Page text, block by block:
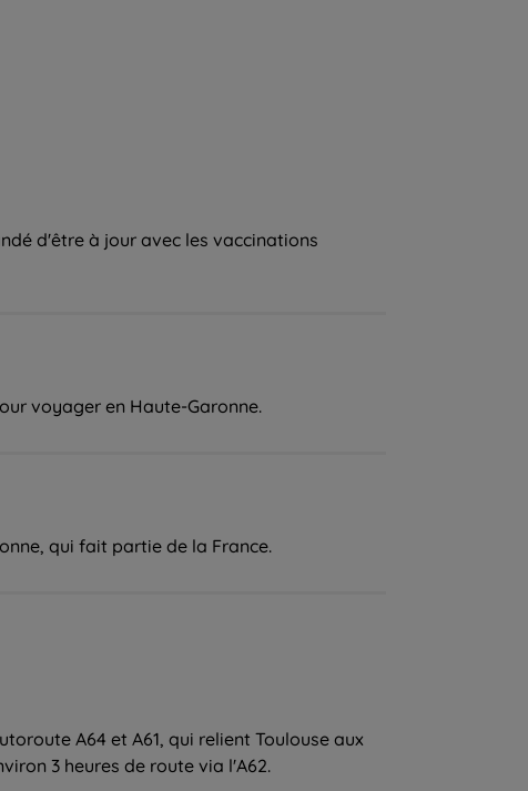
d'être à jour avec les vaccinations
voyager en Haute-Garonne.
qui fait partie de la France.
A64 et A61, qui relient Toulouse aux
3 heures de route via l'A62.